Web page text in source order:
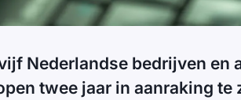
Nederlandse bedrijven en
twee jaar in aanraking